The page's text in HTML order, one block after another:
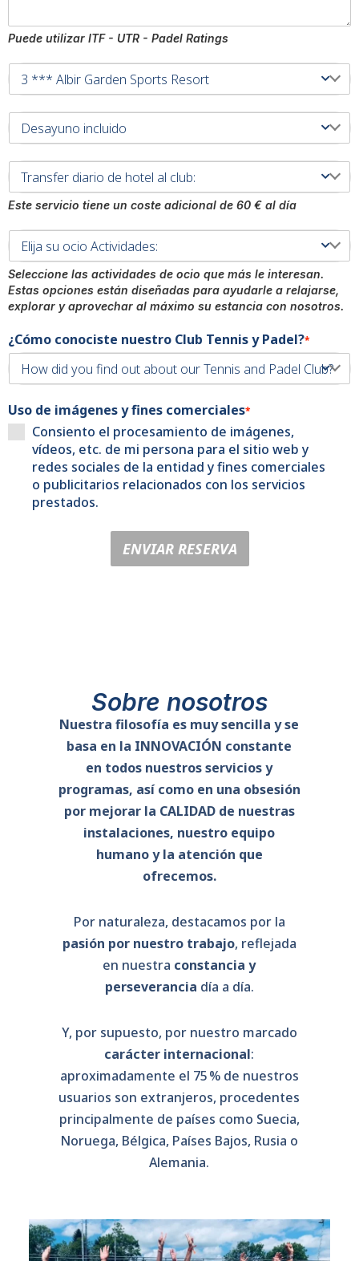
Puede utilizar ITF - UTR - Padel Ratings
Este servicio tiene un coste adicional de 60 € al día
Seleccione las actividades de ocio que más le interesan.
Estas opciones están diseñadas para ayudarle a relajarse,
explorar y aprovechar al máximo su estancia con nosotros.
¿Cómo conociste nuestro Club Tennis y Padel?*
Uso de imágenes y fines comerciales*
Consiento el procesamiento de imágenes,
vídeos, etc. de mi persona para el sitio web y
redes sociales de la entidad y fines comerciales
o publicitarios relacionados con los servicios
prestados.
ENVIAR RESERVA
Sobre nosotros
Nuestra filosofía es muy sencilla y se
basa en la INNOVACIÓN constante
en todos nuestros servicios y
programas, así como en una obsesión
por mejorar la CALIDAD de nuestras
instalaciones, nuestro equipo
humano y la atención que
ofrecemos.
Por naturaleza, destacamos por la
pasión por nuestro trabajo, reflejada
en nuestra constancia y
perseverancia día a día.
Y, por supuesto, por nuestro marcado
carácter internacional:
aproximadamente el 75 % de nuestros
usuarios son extranjeros, procedentes
principalmente de países como Suecia,
Noruega, Bélgica, Países Bajos, Rusia o
Alemania.